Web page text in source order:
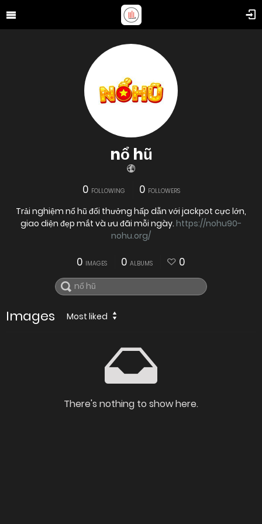
nổ hũ
0 FOLLOWING 0 FOLLOWERS
Trải nghiệm nổ hũ đổi thưởng hấp dẫn với jackpot cực lớn,
giao diện đẹp mắt và ưu đãi mỗi ngày. https://nohu90-
nohu.org/
0 IMAGES 0 ALBUMS 0
Images Most liked
There's nothing to show here.